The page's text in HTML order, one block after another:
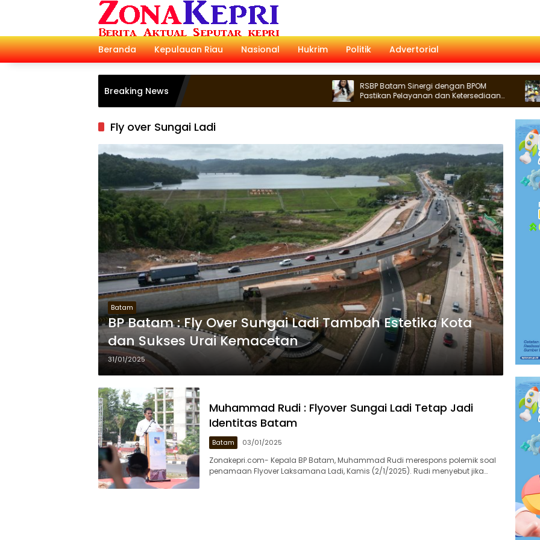
Beranda
Kepulauan Riau Nasional Hukrim Politik Advertorial
Breaking News
RSBP Batam Sinergi dengan BPOM
Pastikan Pelayanan dan Ketersediaan
Obat Aman
Fly over Sungai Ladi
Batam
BP Batam : Fly Over Sungai Ladi Tambah Estetika Kota
dan Sukses Urai Kemacetan
31/01/2025
Muhammad Rudi : Flyover Sungai Ladi Tetap Jadi
Identitas Batam
Batam 03/01/2025
Zonakepri.com- Kepala BP Batam, Muhammad Rudi merespons polemik soal
penamaan Flyover Laksamana Ladi, Kamis (2/1/2025). Rudi menyebut jika…